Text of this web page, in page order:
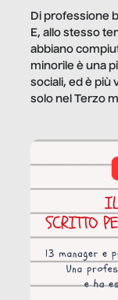
Di professione
E, allo stesso
abbiano
minorile è una
sociali, ed è più
solo nel Terzo